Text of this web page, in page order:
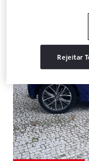
Rejeitar